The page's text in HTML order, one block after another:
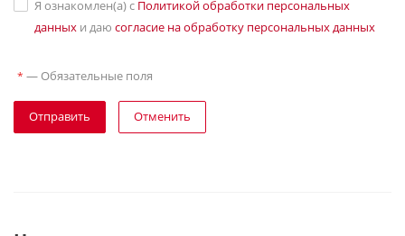
Я ознакомлен(а) с Политикой обработки персональных
данных и даю согласие на обработку персональных данных
* — Обязательные поля
Отправить Отменить